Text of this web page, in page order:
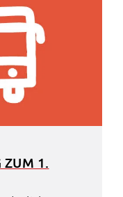
ZUM 1.